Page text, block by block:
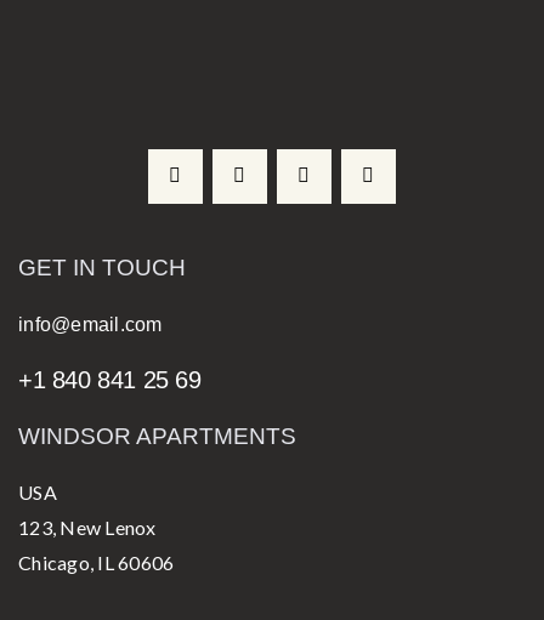
GET IN TOUCH
info@email.com
+1 840 841 25 69
WINDSOR APARTMENTS
USA
123, New Lenox
Chicago, IL 60606